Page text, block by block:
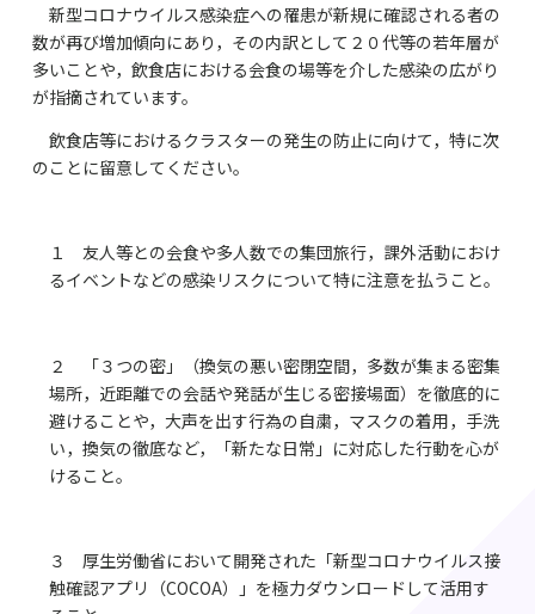
新型コロナウイルス感染症への罹患が新規に確認される者の
数が再び増加傾向にあり，その内訳として２０代等の若年層が
多いことや，飲食店における会食の場等を介した感染の広がり
が指摘されています。
飲食店等におけるクラスターの発生の防止に向けて，特に次
のことに留意してください。
１ 友人等との会食や多人数での集団旅行，課外活動におけ
るイベントなどの感染リスクについて特に注意を払うこと。
２ 「３つの密」（換気の悪い密閉空間，多数が集まる密集
場所，近距離での会話や発話が生じる密接場面）を徹底的に
避けることや，大声を出す行為の自粛，マスクの着用，手洗
い，換気の徹底など，「新たな日常」に対応した行動を心が
けること。
３ 厚生労働省において開発された「新型コロナウイルス接
触確認アプリ（COCOA）」を極力ダウンロードして活用す